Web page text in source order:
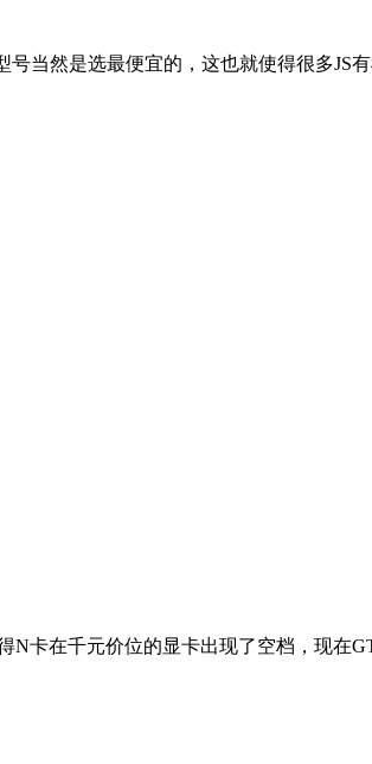
当然是选最便宜的，这也就使得很多JS
卡在千元价位的显卡出现了空档，现在